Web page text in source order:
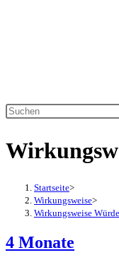
Diese
durchsuchen
Startseite>
Wirkungsweise>
Wirkungsweise Würde
4 Monate